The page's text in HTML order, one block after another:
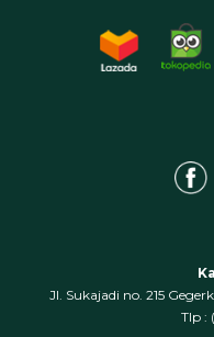
Jl. Sukajadi no. 215
‍Tlp :